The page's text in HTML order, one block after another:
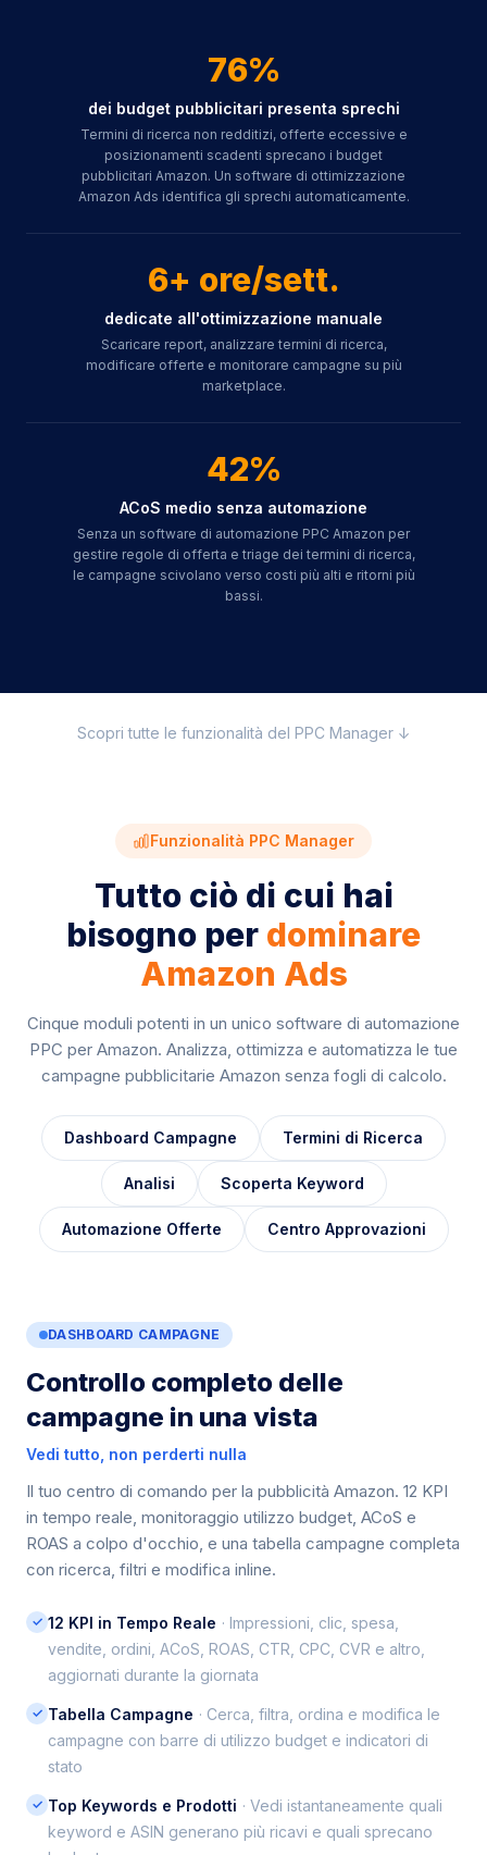
76%
dei budget pubblicitari presenta sprechi
Termini di ricerca non redditizi, offerte eccessive e
posizionamenti scadenti sprecano i budget
pubblicitari Amazon. Un software di ottimizzazione
Amazon Ads identifica gli sprechi automaticamente.
6+ ore/sett.
dedicate all'ottimizzazione manuale
Scaricare report, analizzare termini di ricerca,
modificare offerte e monitorare campagne su più
marketplace.
42%
ACoS medio senza automazione
Senza un software di automazione PPC Amazon per
gestire regole di offerta e triage dei termini di ricerca,
le campagne scivolano verso costi più alti e ritorni più
bassi.
Scopri tutte le funzionalità del PPC Manager ↓
Funzionalità PPC Manager
Tutto ciò di cui hai
bisogno per dominare
Amazon Ads
Cinque moduli potenti in un unico software di automazione
PPC per Amazon. Analizza, ottimizza e automatizza le tue
campagne pubblicitarie Amazon senza fogli di calcolo.
Dashboard Campagne Termini di Ricerca
Analisi Scoperta Keyword
Automazione Offerte Centro Approvazioni
DASHBOARD CAMPAGNE
Controllo completo delle
campagne in una vista
Vedi tutto, non perderti nulla
Il tuo centro di comando per la pubblicità Amazon. 12 KPI
in tempo reale, monitoraggio utilizzo budget, ACoS e
ROAS a colpo d'occhio, e una tabella campagne completa
con ricerca, filtri e modifica inline.
✓ 12 KPI in Tempo Reale · Impressioni, clic, spesa,
vendite, ordini, ACoS, ROAS, CTR, CPC, CVR e altro,
aggiornati durante la giornata
✓ Tabella Campagne · Cerca, filtra, ordina e modifica le
campagne con barre di utilizzo budget e indicatori di
stato
✓ Top Keywords e Prodotti · Vedi istantaneamente quali
keyword e ASIN generano più ricavi e quali sprecano